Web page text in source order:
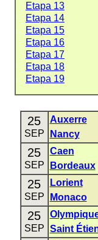
Etapa 13
Etapa 14
Etapa 15
Etapa 16
Etapa 17
Etapa 18
Etapa 19
25
SEP
Auxerre
Nancy
25
SEP
Caen
Bordeaux
25
SEP
Lorient
Monaco
25
SEP Saint